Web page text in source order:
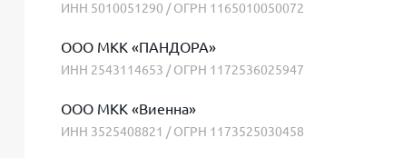
ИНН 5010051290 / ОГРН 1165010050072
ООО МКК «ПАНДОРА»
ИНН 2543114653 / ОГРН 1172536025947
ООО МКК «Виенна»
ИНН 3525408821 / ОГРН 1173525030458